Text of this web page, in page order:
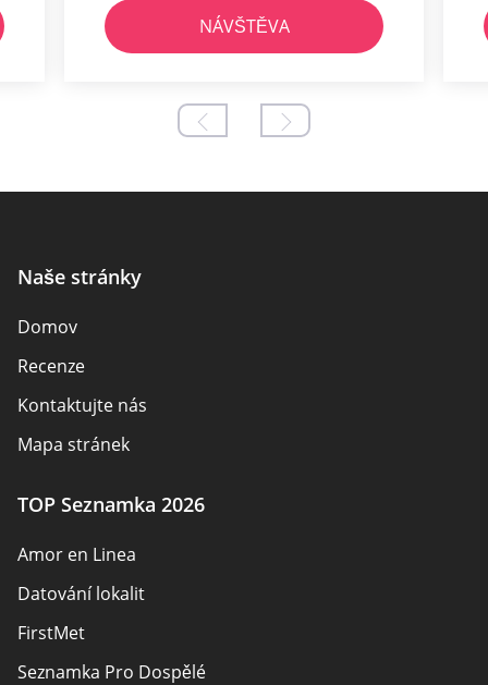
NÁVŠTĚVA
Naše stránky
Domov
Recenze
Kontaktujte nás
Mapa stránek
TOP Seznamka 2026
Amor en Linea
Datování lokalit
FirstMet
Seznamka Pro Dospělé